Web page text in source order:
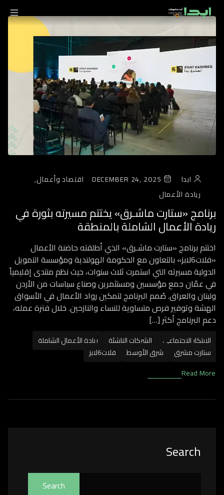
ابدا DECEMBER 24, 2025
اقتصاد وأعمال,
ريادة الأعمال
برنامج «ستارت ماشـرق» يختتم مسيرته بثورة في
ريادة الأعمال الشاملة بالمنطقة
اختتم برنامج «ستارت ماشـرق» الذي أطلقته حاضنة الأعمال
«فلات6لابز» بالتعاون مع الحكومة الهولندية ومؤسسة التمويل
الدولية مسيرته التي استمرت ثلاث سنوات، حيث نظم منتدى إقليمياً
في عمّان جمع مؤسسين ومستثمرين وصناع سياسات من الأردن
ولبنان والعراق. صُمم البرنامج لتمكين رواد الأعمال في الأسواق
الهشة وتوفير فرص متساوية للنساء والنازحين. خلال فترة عمله،
دعم البرنامج أكثر […]
الابتكار الاجتماعي الشركات الناشئة
ريادة الأعمال الشاملة
ستارت مشرق
شرق الأوسط
فلات6لابز
Read More
Search
Search